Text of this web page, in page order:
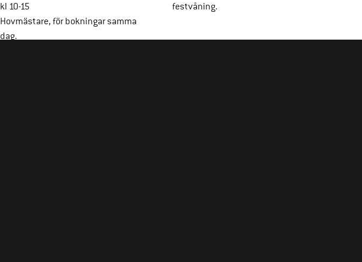
kl 10-15
Hovmästare, för bokningar samma
dag.
festvåning.